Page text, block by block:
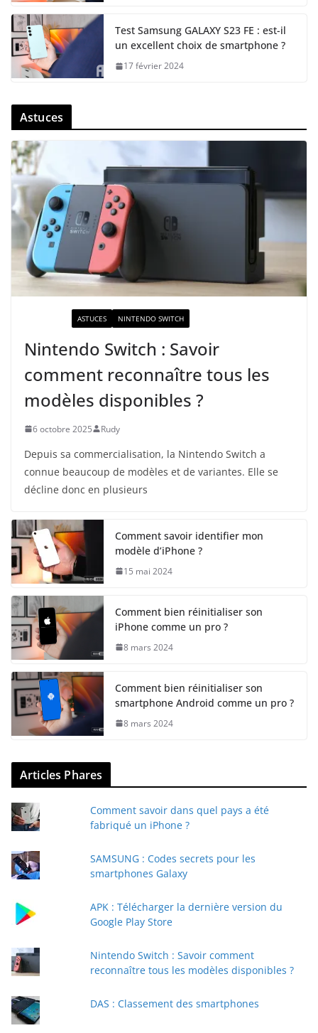
Test Samsung GALAXY S23 FE : est-il
un excellent choix de smartphone ?
17 février 2024
Astuces
ASTUCES NINTENDO SWITCH
Nintendo Switch : Savoir
comment reconnaître tous les
modèles disponibles ?
6 octobre 2025 Rudy
Depuis sa commercialisation, la Nintendo Switch a
connue beaucoup de modèles et de variantes. Elle se
décline donc en plusieurs
Comment savoir identifier mon
modèle d’iPhone ?
15 mai 2024
Comment bien réinitialiser son
iPhone comme un pro ?
8 mars 2024
Comment bien réinitialiser son
smartphone Android comme un pro ?
8 mars 2024
Articles Phares
Comment savoir dans quel pays a été
fabriqué un iPhone ?
SAMSUNG : Codes secrets pour les
smartphones Galaxy
APK : Télécharger la dernière version du
Google Play Store
Nintendo Switch : Savoir comment
reconnaître tous les modèles disponibles ?
DAS : Classement des smartphones